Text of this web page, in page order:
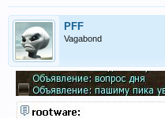
PFF
Vagabond